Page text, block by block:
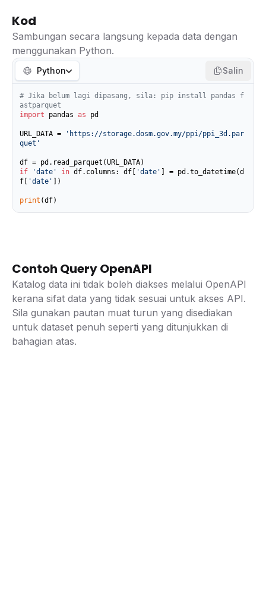
Kod
Sambungan secara langsung kepada data dengan
menggunakan Python.
Python Salin
# Jika belum lagi dipasang, sila: pip install pandas f
astparquet
import pandas as pd
URL_DATA =
'https://storage.dosm.gov.my/ppi/ppi_3d.par
quet'
if
'date' in df.columns: df[ 'date'
] = pd.to_datetime(d
f[
'date' ])
print (df)
Contoh Query OpenAPI
Katalog data ini tidak boleh diakses melalui OpenAPI
kerana sifat data yang tidak sesuai untuk akses API.
Sila gunakan pautan muat turun yang disediakan
untuk dataset penuh seperti yang ditunjukkan di
bahagian atas.